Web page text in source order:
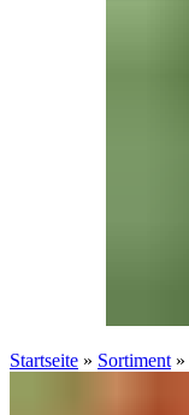
Startseite » Sortiment »